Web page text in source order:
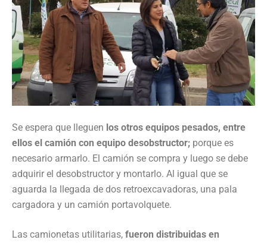
Se espera que lleguen los otros equipos pesados, entre
ellos el camión con equipo desobstructor; porque es
necesario armarlo. El camión se compra y luego se debe
adquirir el desobstructor y montarlo. Al igual que se
aguarda la llegada de dos retroexcavadoras, una pala
cargadora y un camión portavolquete.
Las camionetas utilitarias, fueron distribuidas en